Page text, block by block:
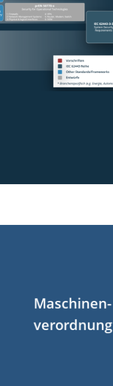
Maschinen-
verordnung